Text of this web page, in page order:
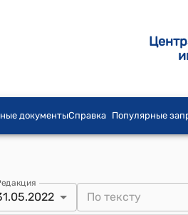
документыСправка Популярные